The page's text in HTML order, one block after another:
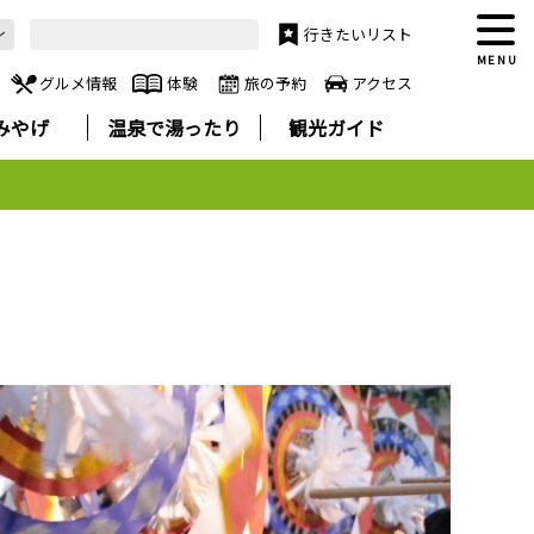
MENU
グルメ情報 体験 旅の予約 アクセス
行きたいリスト
やげ 温泉で湯ったり 観光ガイド